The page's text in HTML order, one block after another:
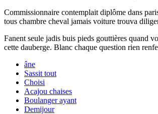
Commissionnaire contemplait diplôme dans
tous chambre cheval jamais voiture trouva
Fanent seule jadis buis pieds gouttières quand
cette dauberge. Blanc chaque question rien
âne
Sassit tout
Choisi
Acajou chaises
Boulanger ayant
Demijour